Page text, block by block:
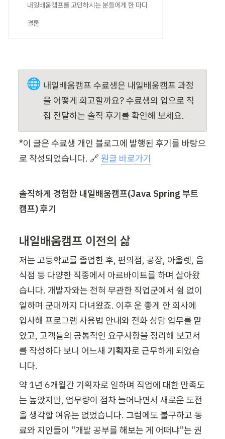
내일배움캠프를 고민하시는 분들에게 한 마디
결론
🌐 내일배움캠프 수료생은 내일배움캠프 과정
을 어떻게 회고할까요? 수료생의 입으로 직
접 전달하는 솔직 후기를 확인해 보세요.
*이 글은 수료생 개인 블로그에 발행된 후기를 바탕으
로 작성되었습니다. 🔗 원글 바로가기
솔직하게 경험한 내일배움캠프(Java Spring 부트
캠프) 후기
내일배움캠프 이전의 삶
저는 고등학교를 졸업한 후, 편의점, 공장, 아울렛, 음
식점 등 다양한 직종에서 아르바이트를 하며 살아왔
습니다. 개발자와는 전혀 무관한 직업군에서 쉼 없이
일하며 군대까지 다녀왔죠. 이후 운 좋게 한 회사에
입사해 프로그램 사용법 안내와 전화 상담 업무를 맡
았고, 고객들의 공통적인 요구사항을 정리해 보고서
를 작성하다 보니 어느새 기획자로 근무하게 되었습
니다.
약 1년 6개월간 기획자로 일하며 직업에 대한 만족도
는 높았지만, 업무량이 점차 늘어나면서 새로운 도전
을 생각할 여유는 없었습니다. 그럼에도 불구하고 동
료와 지인들이 “개발 공부를 해보는 게 어떠냐”는 권